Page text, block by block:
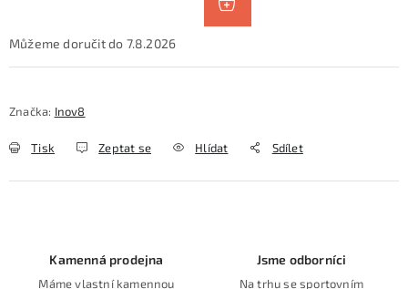
7.8.2026
Značka: Inov8
Tisk Zeptat se Hlídat Sdílet
Kamenná prodejna
Máme vlastní kamennou
Jsme odborníci
Na trhu se sportovním